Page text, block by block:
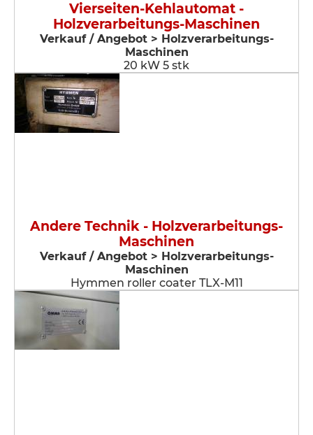
Vierseiten-Kehlautomat -
Holzverarbeitungs-Maschinen
Verkauf / Angebot > Holzverarbeitungs-
Maschinen
20 kW 5 stk
Andere Technik - Holzverarbeitungs-
Maschinen
Verkauf / Angebot > Holzverarbeitungs-
Maschinen
Hymmen roller coater TLX-M11